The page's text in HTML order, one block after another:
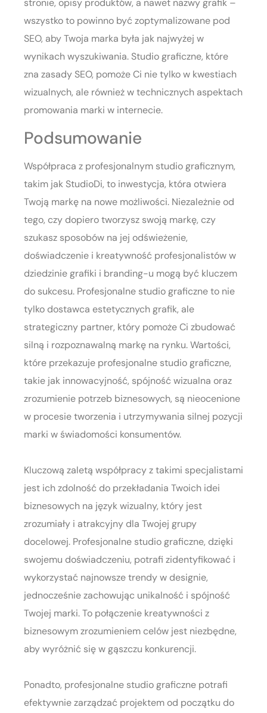
stronie, opisy produktów, a nawet nazwy grafik –
wszystko to powinno być zoptymalizowane pod
SEO, aby Twoja marka była jak najwyżej w
wynikach wyszukiwania. Studio graficzne, które
zna zasady SEO, pomoże Ci nie tylko w kwestiach
wizualnych, ale również w technicznych aspektach
promowania marki w internecie.
Podsumowanie
Współpraca z profesjonalnym studio graficznym,
takim jak StudioDi, to inwestycja, która otwiera
Twoją markę na nowe możliwości. Niezależnie od
tego, czy dopiero tworzysz swoją markę, czy
szukasz sposobów na jej odświeżenie,
doświadczenie i kreatywność profesjonalistów w
dziedzinie grafiki i branding-u mogą być kluczem
do sukcesu. Profesjonalne studio graficzne to nie
tylko dostawca estetycznych grafik, ale
strategiczny partner, który pomoże Ci zbudować
silną i rozpoznawalną markę na rynku. Wartości,
które przekazuje profesjonalne studio graficzne,
takie jak innowacyjność, spójność wizualna oraz
zrozumienie potrzeb biznesowych, są nieocenione
w procesie tworzenia i utrzymywania silnej pozycji
marki w świadomości konsumentów.
Kluczową zaletą współpracy z takimi specjalistami
jest ich zdolność do przekładania Twoich idei
biznesowych na język wizualny, który jest
zrozumiały i atrakcyjny dla Twojej grupy
docelowej. Profesjonalne studio graficzne, dzięki
swojemu doświadczeniu, potrafi zidentyfikować i
wykorzystać najnowsze trendy w designie,
jednocześnie zachowując unikalność i spójność
Twojej marki. To połączenie kreatywności z
biznesowym zrozumieniem celów jest niezbędne,
aby wyróżnić się w gąszczu konkurencji.
Ponadto, profesjonalne studio graficzne potrafi
efektywnie zarządzać projektem od początku do